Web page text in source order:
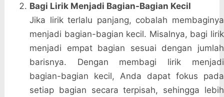
Bagi Lirik Menjadi Bagian-Bagian Kecil
Jika lirik terlalu panjang, cobalah membaginya
menjadi bagian-bagian kecil. Misalnya, bagi lirik
menjadi empat bagian sesuai dengan jumlah
barisnya. Dengan membagi lirik menjadi
bagian-bagian kecil, Anda dapat fokus pada
setiap bagian secara terpisah, sehingga lebih